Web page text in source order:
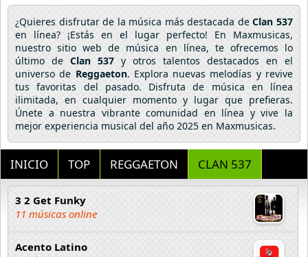
¿Quieres disfrutar de la música más destacada deClan 537
en línea? ¡Estás en el lugar perfecto! En Maxmusicas,
nuestro sitio web de música en línea, te ofrecemos lo
último de Clan 537 y otros talentos destacados en el
universo de Reggaeton. Explora nuevas melodías y revive
tus favoritas del pasado. Disfruta de música en línea
ilimitada, en cualquier momento y lugar que prefieras.
Únete a nuestra vibrante comunidad en línea y vive la
mejor experiencia musical del año 2025 en Maxmusicas.
INICIO TOP REGGAETON CLAN 537
3 2 Get Funky
11 músicas online
Acento Latino